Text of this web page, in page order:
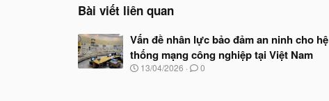
Bài viết liên quan
Vấn đề nhân lực bảo đảm an ninh cho hệ
thống mạng công nghiệp tại Việt Nam
N
13/04/2026 0